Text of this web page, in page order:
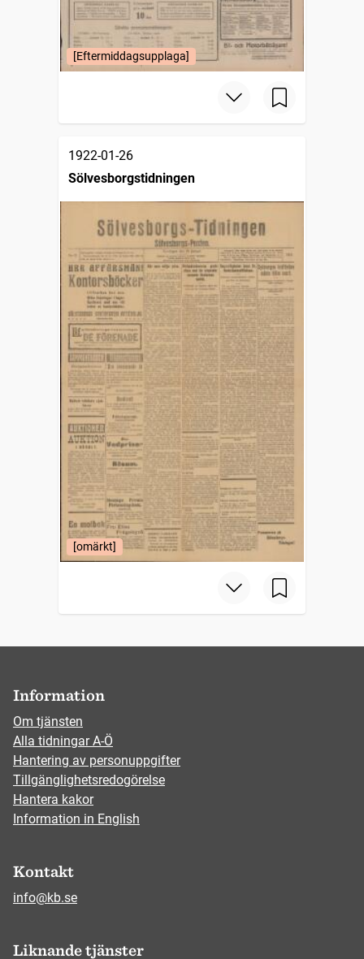
[Eftermiddagsupplaga]
1922-01-26
Sölvesborgstidningen
[omärkt]
Information
Om tjänsten
Alla tidningar A-Ö
Hantering av personuppgifter
Tillgänglighetsredogörelse
Hantera kakor
Information in English
Kontakt
info@kb.se
Liknande tjänster